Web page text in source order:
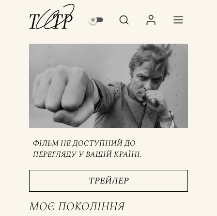
ФІЛЬМ НЕ ДОСТУПНИЙ ДО
ПЕРЕГЛЯДУ У ВАШІЙ КРАЇНІ.
ТРЕЙЛЕР
МОЄ ПОКОЛІННЯ